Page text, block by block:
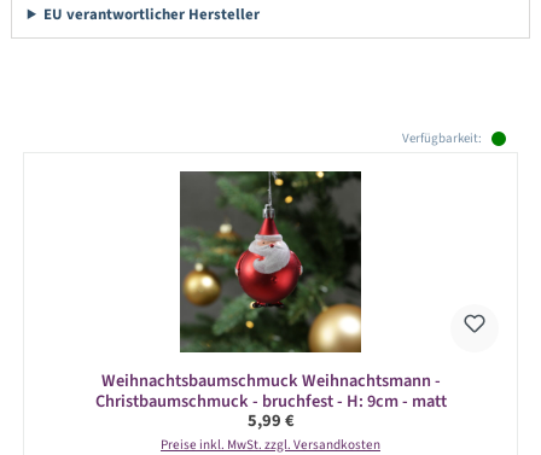
EU verantwortlicher Hersteller
Verfügbarkeit:
Weihnachtsbaumschmuck Weihnachtsmann -
Christbaumschmuck - bruchfest - H: 9cm - matt
Regulärer Preis:
5,99 €
Preise inkl. MwSt. zzgl. Versandkosten